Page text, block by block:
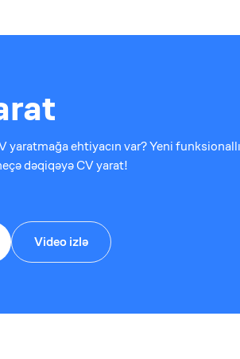
yaratmağa ehtiyacın var? Yeni
dəqiqəyə CV yarat!
Video izlə